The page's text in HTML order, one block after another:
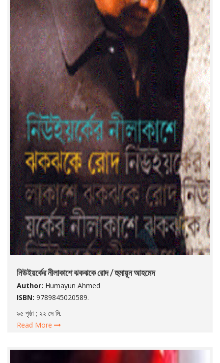
নিউইয়র্কের নীলাকাশে ঝকঝকে রোদ / হুমায়ূন আহমেদ
Author: Humayun Ahmed
ISBN: 9789845020589.
৯৫ পৃষ্ঠা ; ২২ সে মি.
Read More